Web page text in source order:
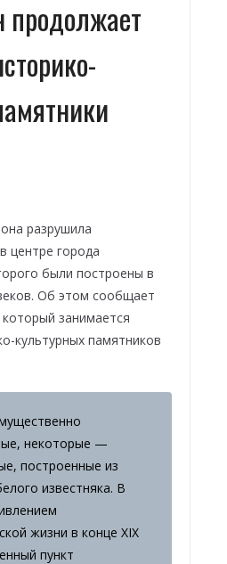
разрушила
центре города
были построены в
Об этом сообщает
занимается
культурных памятников
некоторые —
построенные из
известняка. В
жизни в конце XIX
пункт